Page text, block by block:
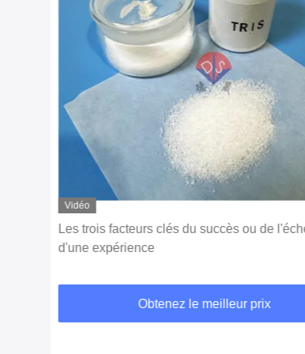
Vidéo
Guide de sélection des carbopoles: analyse
complète des différentes caractéristiques des
Obtenez le meilleur prix